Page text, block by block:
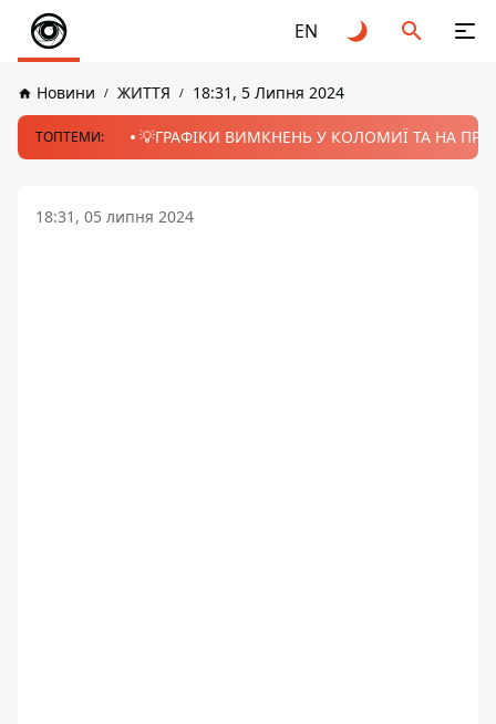
EN
Новини ЖИТТЯ 18:31, 5 Липня 2024
ТОПТЕМИ: 💡ГРАФІКИ ВИМКНЕНЬ У КОЛОМИЇ ТА НА
18:31, 05 липня 2024